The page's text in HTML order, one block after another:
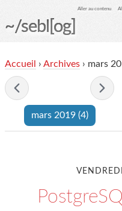
Aller au contenu
~/sebl[og]
Accueil › Archives › mars
mars 2019 (4)